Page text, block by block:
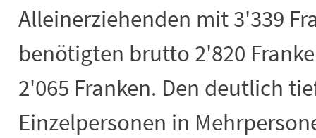
Alleinerziehenden mit 3'339
benötigten brutto 2'820
2'065 Franken. Den deutlich
Einzelpersonen in